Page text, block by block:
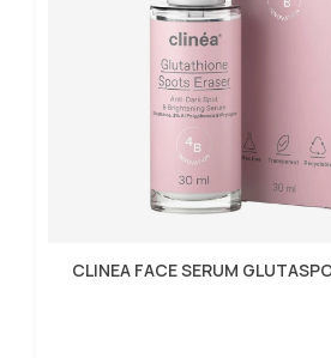
CLINEA FACE SERUM